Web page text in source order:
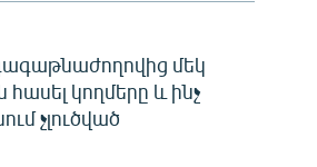
մեկ
կողմերը և ինչ
չլուծված